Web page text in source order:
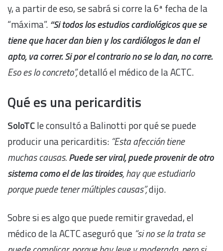
y, a partir de eso, se sabrá si corre la 6ª fecha de la
“máxima”. “Si todos los estudios cardiológicos que se
tiene que hacer dan bien y los cardiólogos le dan el
apto, va correr. Si por el contrario no se lo dan, no corre.
Eso es lo concreto”,detalló el médico de la ACTC.
Qué es una pericarditis
SoloTCle consultó a Balinotti por qué se puede
producir una pericarditis: “Esta afección tiene
muchas causas.Puede ser viral, puede provenir de otro
sistema como el de las tiroides, hay que estudiarlo
porque puede tener múltiples causas”,dijo.
Sobre si es algo que puede remitir gravedad, el
médico de la ACTC aseguró que “si no se la trata se